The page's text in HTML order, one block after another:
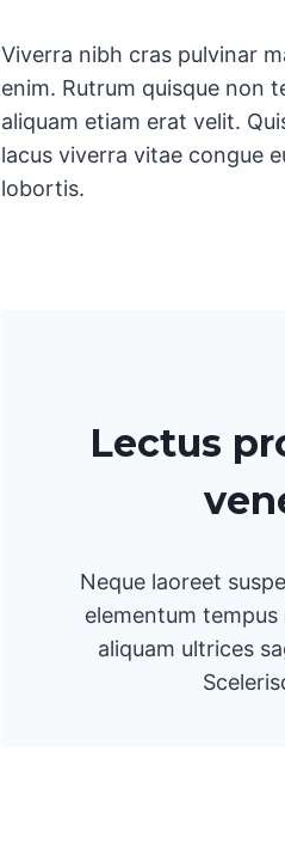
Viverra nibh cras pulvinar
enim. Rutrum quisque non
aliquam etiam erat velit.
lacus viverra vitae congue
lobortis.
Lectus
Neque laoreet
elementum
aliquam ultrices